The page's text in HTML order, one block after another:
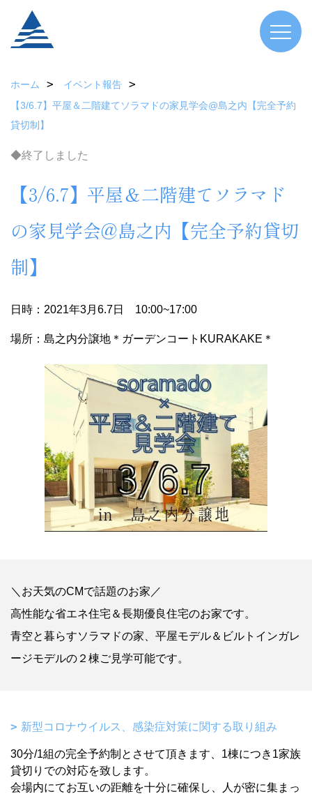
ホーム
イベント報告
【3/6.7】平屋＆二階建てソラマドの家見学会@島之内【完全予約
貸切制】
◆終了しました
【3/6.7】平屋＆二階建てソラマド
の家見学会@島之内【完全予約貸切
制】
日時：2021年3月6.7日 10:00~17:00
場所：島之内分譲地＊ガーデンコートKURAKAKE＊
＼お天気のCMで話題のお家／
高性能な省エネ住宅＆長期優良住宅のお家です。
青空と暮らすソラマドの家、平屋モデル＆ビルトインガレ
ージモデルの２棟ご見学可能です。
新型コロナウイルス、感染症対策に関する取り組み
30分/1組の完全予約制とさせて頂きます、1棟につき1家族
貸切りでの対応を致します。
会場内にてお互いの距離を十分に確保し、人が密に集まっ